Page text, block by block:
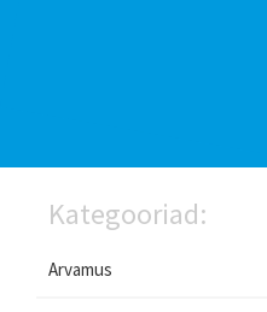
Kategooriad:
Arvamus